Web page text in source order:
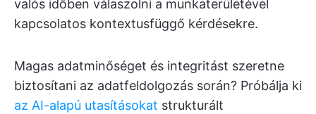
valós időben válaszolni a munkaterületével
kapcsolatos kontextusfüggő kérdésekre.
Magas adatminőséget és integritást szeretne
biztosítani az adatfeldolgozás során? Próbálja ki
az AI-alapú utasításokat strukturált